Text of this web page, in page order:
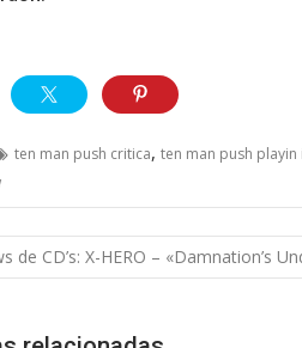
ten man push critica, ten man push
de CD’s: X-HERO – «Damnation’s